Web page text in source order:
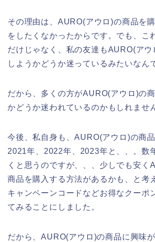
その理由は、AURO(アウロ)の商品を
をしたくなかったからです。でも、こ
だけじゃなく、私の友達もAURO(アウ
しようかどうか迷っているみたいなん
だから、多くの方がAURO(アウロ)の
かどうか迷われているのかもしれませ
今後、私自身も、AURO(アウロ)の商品
2021年、2022年、2023年と、、。数
くと思うのですが、、、少しでも安く
商品を購入する方法があるかも、と考
キャンペーンコードなどお得なクーポ
てみることにしました。
だから、AURO(アウロ)の商品に興味